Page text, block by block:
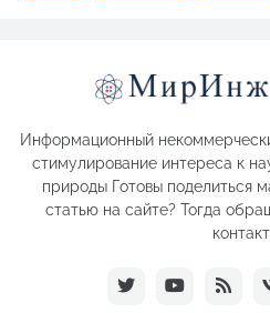
Информационный
стимулирование интереса к
природы Готовы поделиться
статью на сайте? Тогда